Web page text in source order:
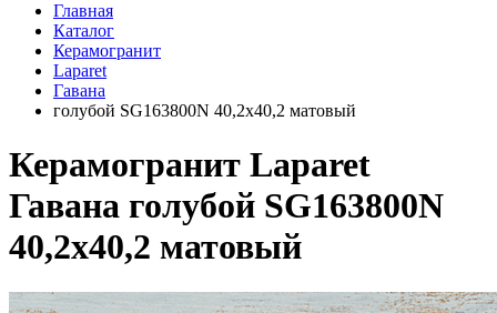
Главная
Каталог
Керамогранит
Laparet
Гавана
голубой SG163800N 40,2х40,2 матовый
Керамогранит Laparet
Гавана голубой SG163800N
40,2х40,2 матовый